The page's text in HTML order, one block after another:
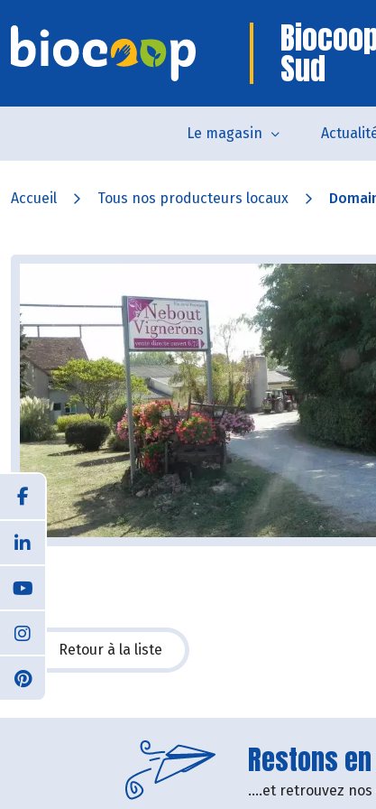
Sud
Le magasin
Accueil Tous nos producteurs locaux
Retour à la liste
Restons
....et retrouvez